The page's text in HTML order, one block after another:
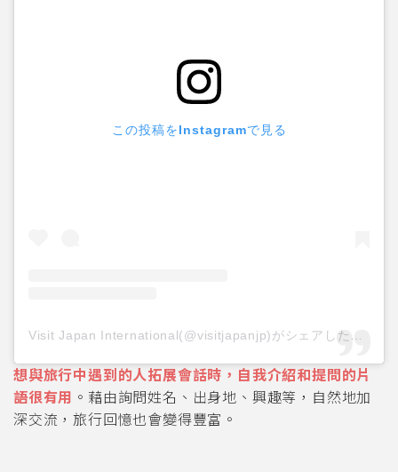
この投稿をInstagramで見る
想與旅行中遇到的人拓展會話時，自我介紹和提問的片
語很有用 。藉由詢問姓名、出身地、興趣等，自然地加
深交流，旅行回憶也會變得豐富。